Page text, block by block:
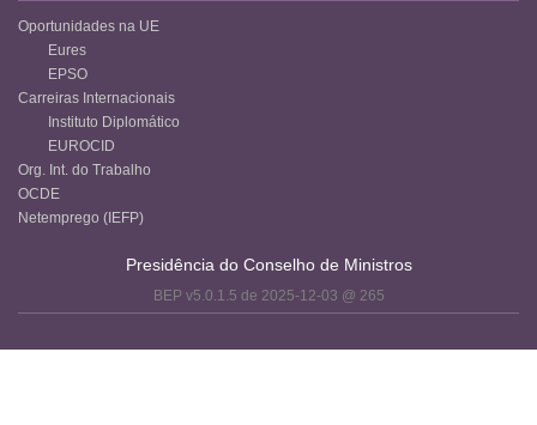
Oportunidades na UE
Eures
EPSO
Carreiras Internacionais
Instituto Diplomático
EUROCID
Org. Int. do Trabalho
OCDE
Netemprego (IEFP)
Presidência do Conselho de Ministros
BEP v5.0.1.5 de 2025-12-03 @ 265